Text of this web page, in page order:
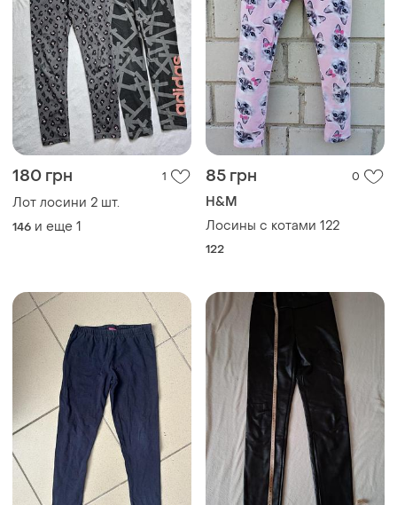
180 грн 1
Лот лосини 2 шт.
146 и еще 1
85 грн 0
H&M
Лосины с котами 122
122